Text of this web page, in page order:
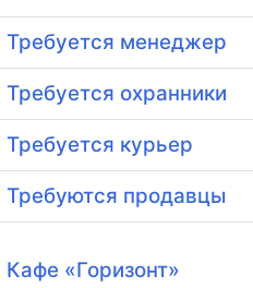
Требуется менеджер
Требуется охранники
Требуется курьер
Требуются продавцы
Кафе «Горизонт»